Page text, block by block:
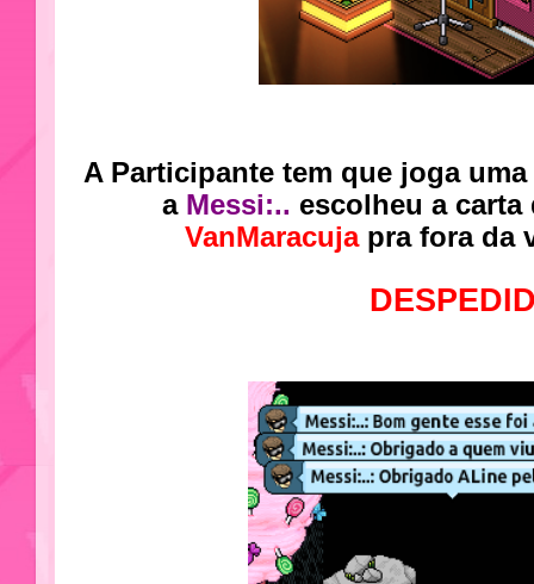
A Participante tem que joga
a Messi:.. escolheu a
VanMaracuja pra fora da